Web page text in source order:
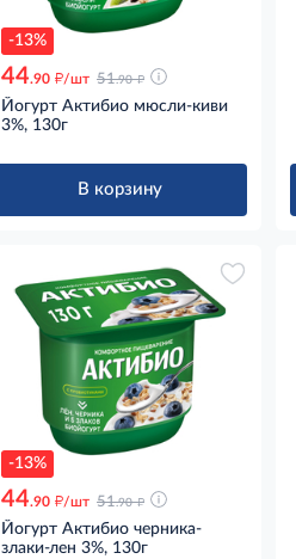
-13%
44.90 д/шт 51.90 д
Йогурт Актибио мюсли-киви
3%, 130г
В корзину
-13%
44.90 д/шт 51.90 д
Йогурт Актибио черника-
злаки-лен 3%, 130г